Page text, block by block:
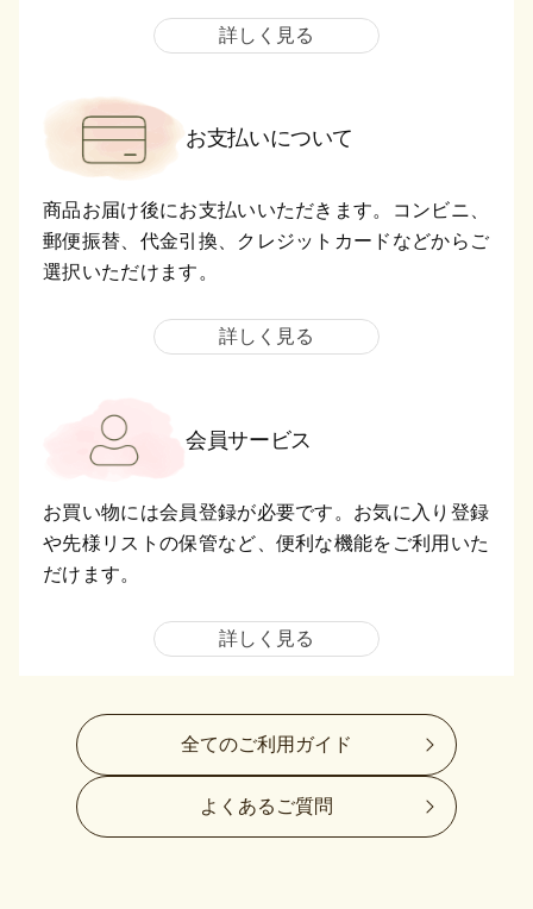
詳しく見る
お支払いについて
商品お届け後にお支払いいただきます。コンビニ、
郵便振替、代金引換、クレジットカードなどからご
選択いただけます。
詳しく見る
会員サービス
お買い物には会員登録が必要です。お気に入り登録
や先様リストの保管など、便利な機能をご利用いた
だけます。
詳しく見る
全てのご利用ガイド
よくあるご質問